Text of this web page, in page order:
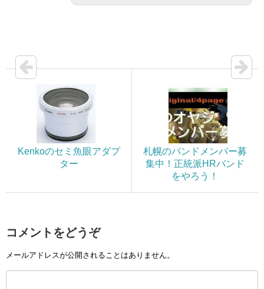
Kenkoのセミ魚眼アダプ
ター
札幌のバンドメンバー募
集中！正統派HRバンド
をやろう！
コメントをどうぞ
メールアドレスが公開されることはありません。